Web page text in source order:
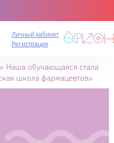
Личный кабинет
Регистрация
Наша обучающаяся стала
школа фармацевтов»